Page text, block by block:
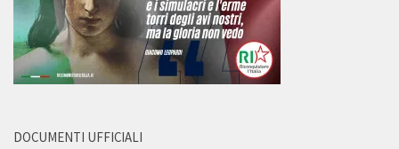
DOCUMENTI UFFICIALI